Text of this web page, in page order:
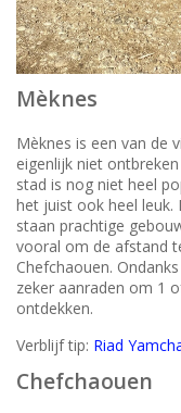
Mèknes
Mèknes is een van de
eigenlijk niet
stad is nog niet heel
het juist ook heel leuk.
staan prachtige
vooral om de afstand
Chefchaouen.
zeker aanraden om 1
ontdekken.
Verblijf tip: Riad
Chefchaouen